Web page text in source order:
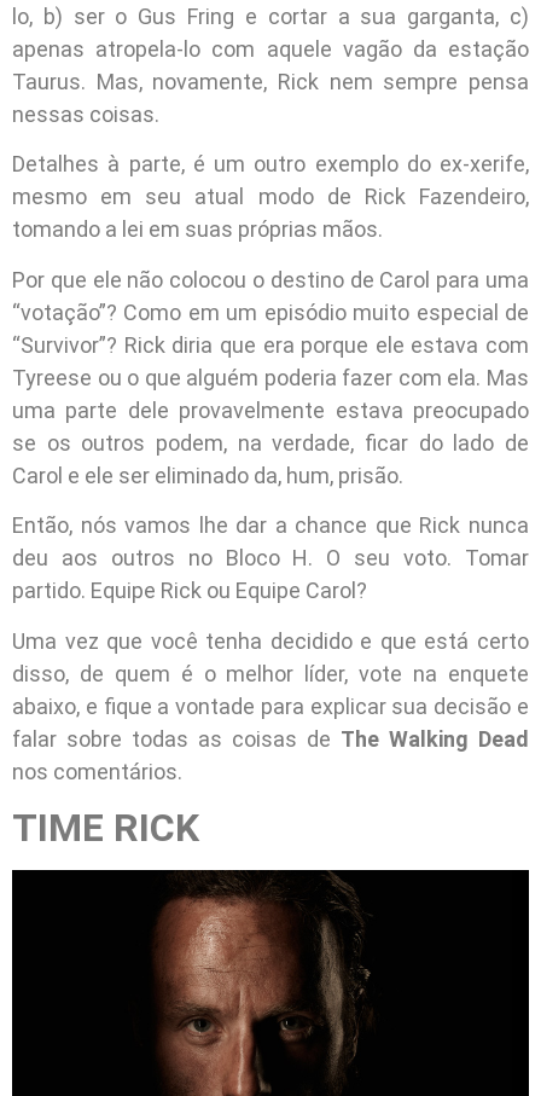
lo, b) ser o Gus Fring e cortar a sua garganta, c)
apenas atropela-lo com aquele vagão da estação
Taurus. Mas, novamente, Rick nem sempre pensa
nessas coisas.
Detalhes à parte, é um outro exemplo do ex-xerife,
mesmo em seu atual modo de Rick Fazendeiro,
tomando a lei em suas próprias mãos.
Por que ele não colocou o destino de Carol para uma
“votação”? Como em um episódio muito especial de
“Survivor”? Rick diria que era porque ele estava com
Tyreese ou o que alguém poderia fazer com ela. Mas
uma parte dele provavelmente estava preocupado
se os outros podem, na verdade, ficar do lado de
Carol e ele ser eliminado da, hum, prisão.
Então, nós vamos lhe dar a chance que Rick nunca
deu aos outros no Bloco H. O seu voto. Tomar
partido. Equipe Rick ou Equipe Carol?
Uma vez que você tenha decidido e que está certo
disso, de quem é o melhor líder, vote na enquete
abaixo, e fique a vontade para explicar sua decisão e
falar sobre todas as coisas de The Walking Dead
nos comentários.
TIME RICK